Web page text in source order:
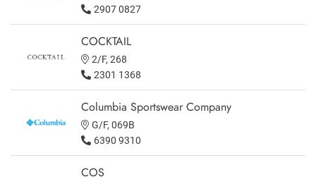
2907 0827
COCKTAIL
2/F, 268
2301 1368
Columbia Sportswear Company
G/F, 069B
6390 9310
COS